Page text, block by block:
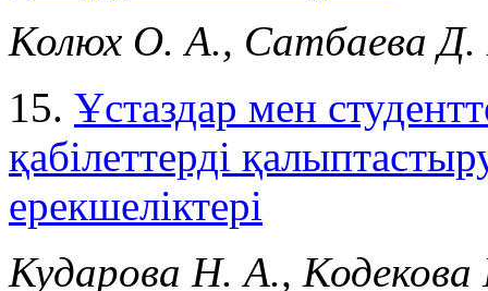
Колюх О. А., Сатбаева
15. Ұстаздар мен
қабілеттерді
ерекшеліктері
Кударова Н. А., Кодекова